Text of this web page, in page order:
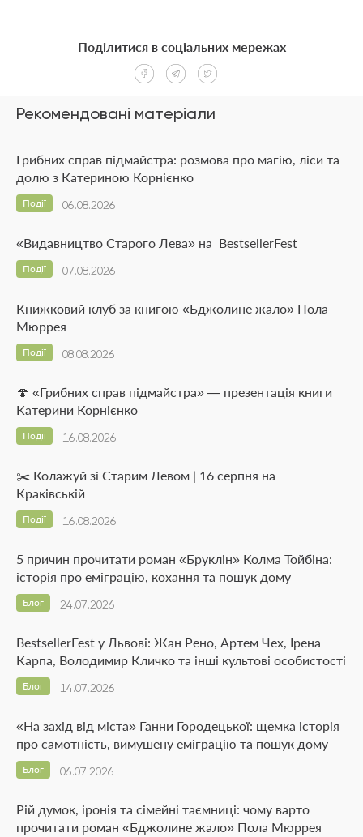
Рекомендовані матеріали
Грибних справ підмайстра: розмова про магію, ліси та
долю з Катериною Корнієнко
06.08.2026
Події
«Видавництво Старого Лева» на BestsellerFest
07.08.2026
Події
Книжковий клуб за книгою «Бджолине жало» Пола
Мюррея
08.08.2026
Події
🍄 «Грибних справ підмайстра» — презентація книги
Катерини Корнієнко
16.08.2026
Події
✂️ Колажуй зі Старим Левом | 16 серпня на
Краківській
16.08.2026
Події
5 причин прочитати роман «Бруклін» Колма Тойбіна:
історія про еміграцію, кохання та пошук дому
24.07.2026
Блог
BestsellerFest у Львові: Жан Рено, Артем Чех, Ірена
Карпа, Володимир Кличко та інші культові особистості
14.07.2026
Блог
«На захід від міста» Ганни Городецької: щемка історія
про самотність, вимушену еміграцію та пошук дому
06.07.2026
Блог
Рій думок, іронія та сімейні таємниці: чому варто
прочитати роман «Бджолине жало» Пола Мюррея
Поділитися в соціальних мережах